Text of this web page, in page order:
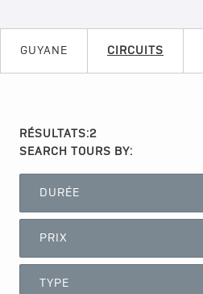
GUYANE CIRCUITS
RÉSULTATS:2
SEARCH TOURS BY:
DURÉE
PRIX
TYPE